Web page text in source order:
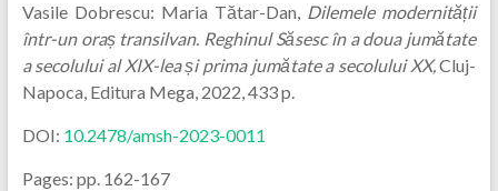
Vasile Dobrescu: Maria Tătar-Dan, Dilemele modernității
într-un oraștransilvan. Reghinul Săsesc în a doua jumătate
a secolului al XIX-lea și prima jumătate a secolului XX,Cluj-
Napoca, Editura Mega, 2022, 433 p.
DOI: 10.2478/amsh-2023-0011
Pages: pp. 162-167